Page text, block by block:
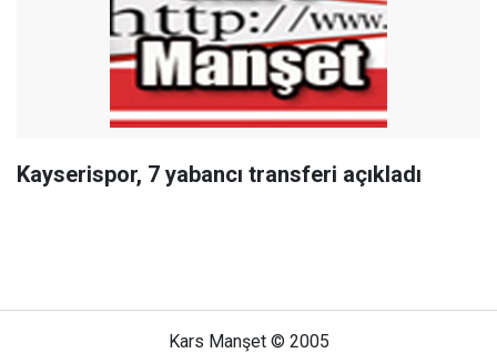
Kayserispor, 7 yabancı transferi açıkladı
Kars Manşet © 2005